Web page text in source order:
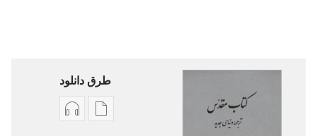
طرق دانلود
گزینۀ گزینۀ